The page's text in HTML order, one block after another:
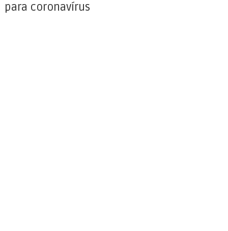
para coronavírus